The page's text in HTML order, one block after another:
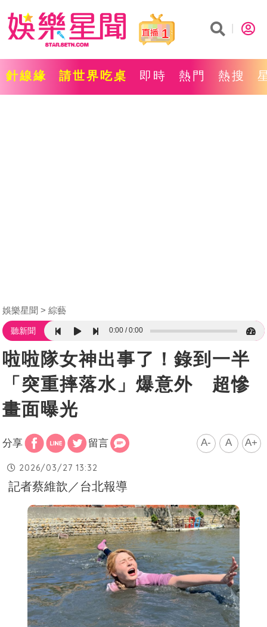
1
針線緣 請世界吃桌 即時 熱門 熱搜
娛樂星聞 綜藝
聽新聞 0:00 0:00
啦啦隊女神出事了！錄到一半
「突重摔落水」爆意外 超慘
畫面曝光
分享 留言 A- A A+
2026/03/27 13:32
記者蔡維歆／台北報導